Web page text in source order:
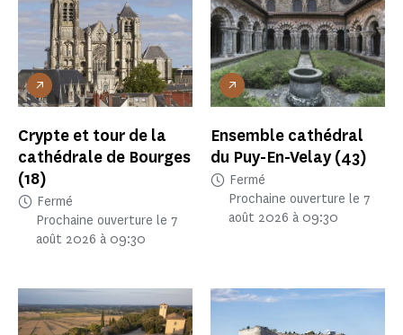
Crypte et tour de la
cathédrale de Bourges
(18)
Fermé
Prochaine ouverture le 7
août 2026 à 09:30
Ensemble cathédral
du Puy-En-Velay(43)
Fermé
Prochaine ouverture le 7
août 2026 à 09:30